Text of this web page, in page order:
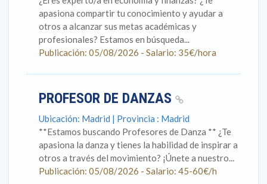
apasiona compartir tu conocimiento y ayudar a
otros a alcanzar sus metas académicas y
profesionales? Estamos en búsqueda...
Publicación: 05/08/2026 - Salario: 35€/hora
PROFESOR DE DANZAS
Ubicación: Madrid | Provincia : Madrid
**Estamos buscando Profesores de Danza ** ¿Te
apasiona la danza y tienes la habilidad de inspirar a
otros a través del movimiento? ¡Únete a nuestro...
Publicación: 05/08/2026 - Salario: 45-60€/h